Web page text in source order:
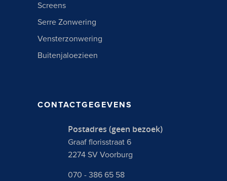
Screens
Serre Zonwering
Vensterzonwering
Buitenjaloezieen
CONTACTGEGEVENS
Postadres (geen bezoek)
Graaf florisstraat 6
2274 SV Voorburg
070 - 386 65 58